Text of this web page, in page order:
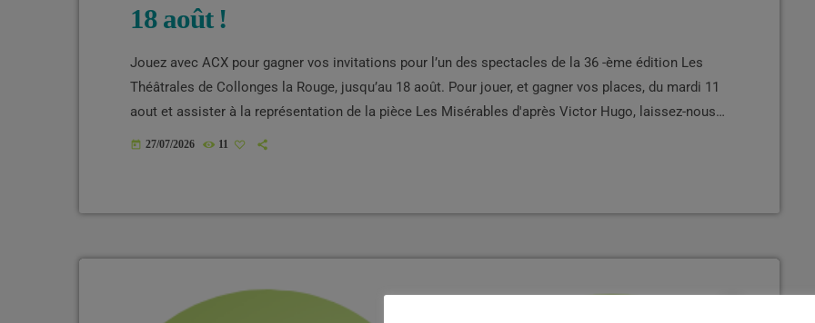
18 août !
Jouez avec ACX pour gagner vos invitations pour l’un des spectacles de la 36 -ème édition Les
Théâtrales de Collonges la Rouge, jusqu’au 18 août. Pour jouer, et gagner vos places, du mardi 11
aout et assister à la représentation de la pièce Les Misérables d'après Victor Hugo, laissez-nous
un commentaire sur Facebook et, lundi 10 aout, un nom sera tiré au sort parmi tous les
today 27/07/2026 11